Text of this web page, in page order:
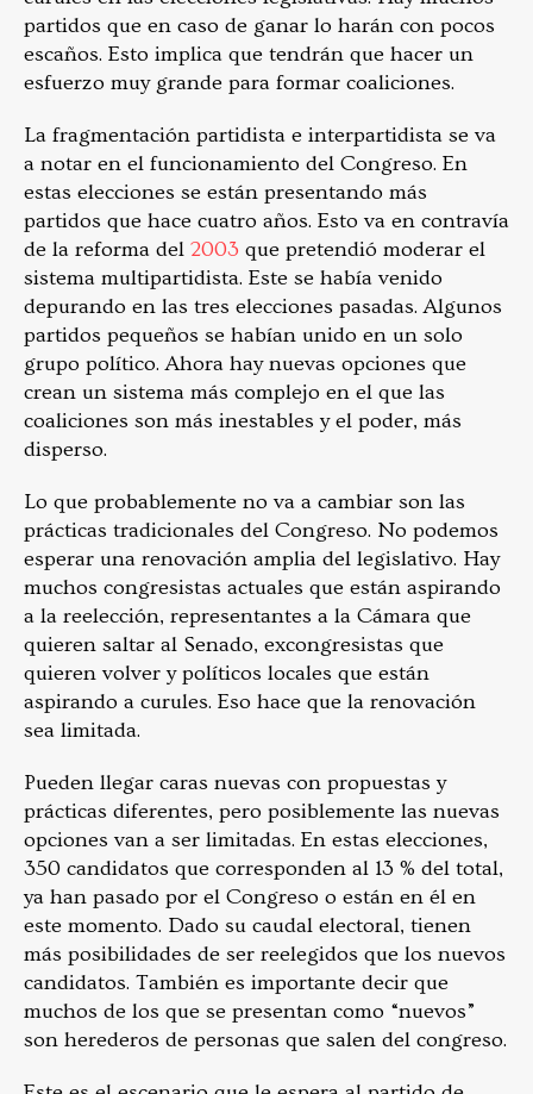
partidos que en caso de ganar lo harán con pocos
escaños. Esto implica que tendrán que hacer un
esfuerzo muy grande para formar coaliciones.
La fragmentación partidista e interpartidista se va
a notar en el funcionamiento del Congreso. En
estas elecciones se están presentando más
partidos que hace cuatro años. Esto va en contravía
de la reforma del 2003 que pretendió moderar el
sistema multipartidista. Este se había venido
depurando en las tres elecciones pasadas. Algunos
partidos pequeños se habían unido en un solo
grupo político. Ahora hay nuevas opciones que
crean un sistema más complejo en el que las
coaliciones son más inestables y el poder, más
disperso.
Lo que probablemente no va a cambiar son las
prácticas tradicionales del Congreso. No podemos
esperar una renovación amplia del legislativo. Hay
muchos congresistas actuales que están aspirando
a la reelección, representantes a la Cámara que
quieren saltar al Senado, excongresistas que
quieren volver y políticos locales que están
aspirando a curules. Eso hace que la renovación
sea limitada.
Pueden llegar caras nuevas con propuestas y
prácticas diferentes, pero posiblemente las nuevas
opciones van a ser limitadas. En estas elecciones,
350 candidatos que corresponden al 13 % del total,
ya han pasado por el Congreso o están en él en
este momento. Dado su caudal electoral, tienen
más posibilidades de ser reelegidos que los nuevos
candidatos. También es importante decir que
muchos de los que se presentan como “nuevos”
son herederos de personas que salen del congreso.